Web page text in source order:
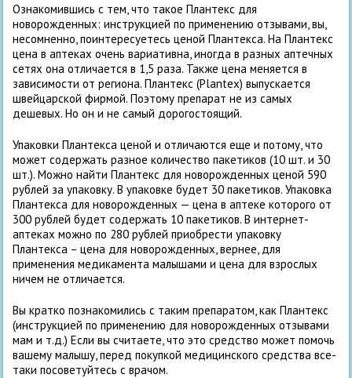
Ознакомившись с тем, что такое Плантекс для
новорожденных: инструкцией по применению отзывами, вы,
несомненно, поинтересуетесь ценой Плантекса. На Плантекс
цена в аптеках очень вариативна, иногда в разных аптечных
сетях она отличается в 1,5 раза. Также цена меняется в
зависимости от региона. Плантекс (Plantex) выпускается
швейцарской фирмой. Поэтому препарат не из самых
дешевых. Но он и не самый дорогостоящий.
Упаковки Плантекса ценой и отличаются еще и потому, что
может содержать разное количество пакетиков (10 шт. и 30
шт.). Можно найти Плантекс для новорожденных ценой 590
рублей за упаковку. В упаковке будет 30 пакетиков. Упаковка
Плантекса для новорожденных — цена в аптеке которого от
300 рублей будет содержать 10 пакетиков. В интернет-
аптеках можно по 280 рублей приобрести упаковку
Плантекса – цена для новорожденных, вернее, для
применения медикамента малышами и цена для взрослых
ничем не отличается.
Вы кратко познакомились с таким препаратом, как Плантекс
(инструкцией по применению для новорожденных отзывами
мам и т.д.) Если вы считаете, что это средство может помочь
вашему малышу, перед покупкой медицинского средства все-
таки посоветуйтесь с врачом.